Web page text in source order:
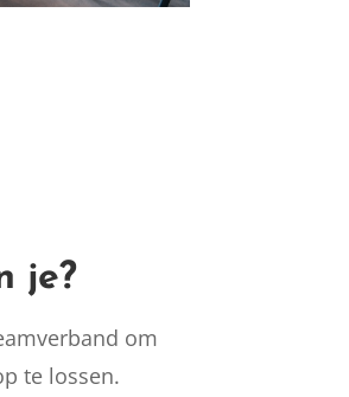
je?
om
te lossen.